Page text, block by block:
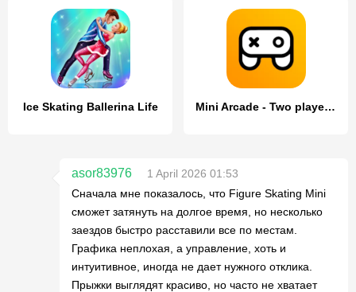
Ice Skating Ballerina Life Mini Arcade - Two player games
asor83976
1 April 2026 01:53
Сначала мне показалось, что Figure Skating Mini
сможет затянуть на долгое время, но несколько
заездов быстро расставили все по местам.
Графика неплохая, а управление, хоть и
интуитивное, иногда не дает нужного отклика.
Прыжки выглядят красиво, но часто не хватает